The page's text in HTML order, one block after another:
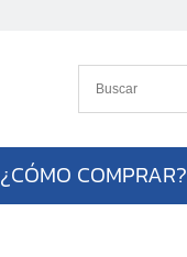
¿CÓMO COMPRAR?